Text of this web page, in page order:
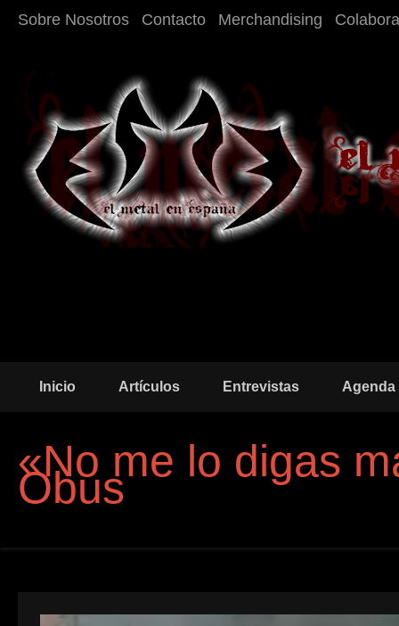
Sobre Nosotros Contacto Merchandising
Inicio Artículos Entrevistas Agenda
«No me lo digas
Obus